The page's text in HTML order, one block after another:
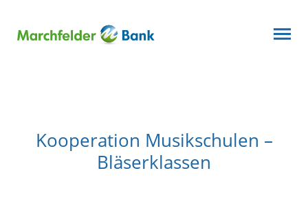
Kooperation Musikschulen –
Bläserklassen